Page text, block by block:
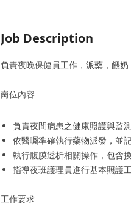
Job Description
負責夜晚保健員工作，派藥，餵
崗位內容
負責夜間病患之健康照護與監
依醫囑準確執行藥物派發，並
執行腹膜透析相關操作，包含
指導夜班護理員進行基本照護
工作要求